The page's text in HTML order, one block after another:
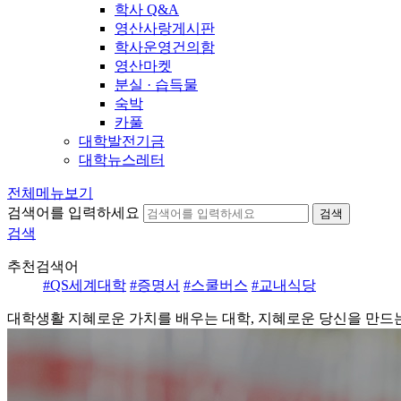
학사 Q&A
영산사랑게시판
학사운영건의함
영산마켓
분실 · 습득물
숙박
카풀
대학발전기금
대학뉴스레터
전체메뉴보기
검색어를 입력하세요
검색
검색
추천검색어
#QS세계대학 #증명서 #스쿨버스 #교내식당
대학생활 지혜로운 가치를 배우는 대학, 지혜로운 당신을 만드